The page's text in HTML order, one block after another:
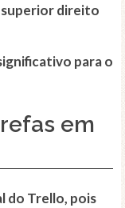
direito
para o
em
do Trello, pois